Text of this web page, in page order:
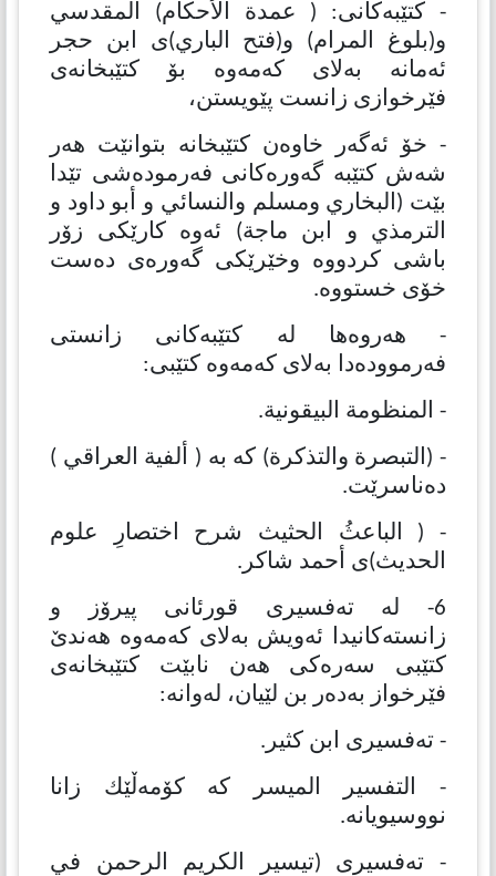
- كتێبەكانی: ( عمدة الأحكام) المقدسي
و(بلوغ المرام) و(فتح الباري)ی ابن حجر
ئەمانە بەلای كەمەوە بۆ كتێبخانەی
فێرخوازی زانست پێویستن،
- خۆ ئەگەر خاوەن كتێبخانە بتوانێت هەر
شەش كتێبە گەورەكانی فەرمودەشی تێدا
بێت (البخاري ومسلم والنسائي و أبو داود و
الترمذي و ابن ماجة) ئەوە كارێكی زۆر
باشی كردووە وخێرێكی گەورەی دەست
خۆی خستووە.
- هەروەها لە كتێبەكانی زانستی
فەرموودەدا بەلای كەمەوە كتێبی:
- المنظومة البيقونية.
- (التبصرة والتذكرة) كە بە ( ألفية العراقي )
دەناسرێت.
- ( الباعثُ الحثيث شرح اختصارِ علوم
الحديث)ی أحمد شاكر.
6- لە تەفسیری قورئانی پیرۆز و
زانستەكانیدا ئەویش بەلای كەمەوە هەندێ
كتێبی سەرەكی هەن نابێت كتێبخانەی
فێرخواز بەدەر بن لێیان، لەوانە:
- تەفسیری ابن كثیر.
- التفسیر المیسر كە كۆمەڵێك زانا
نووسیویانە.
- تەفسیری (تيسير الكريم الرحمن في